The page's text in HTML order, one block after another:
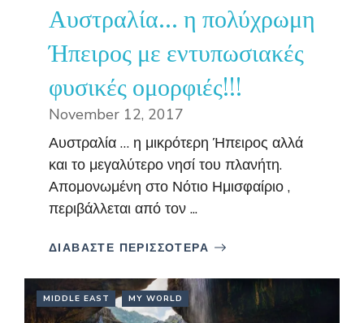
Αυστραλία… η πολύχρωμη
Ήπειρος με εντυπωσιακές
φυσικές ομορφιές!!!
November 12, 2017
Αυστραλία … η μικρότερη Ήπειρος αλλά
και το μεγαλύτερο νησί του πλανήτη.
Απομονωμένη στο Νότιο Ημισφαίριο ,
περιβάλλεται από τον ...
ΔΙΑΒΑΣΤΕ ΠΕΡΙΣΣΟΤΕΡΑ
MIDDLE EAST MY WORLD